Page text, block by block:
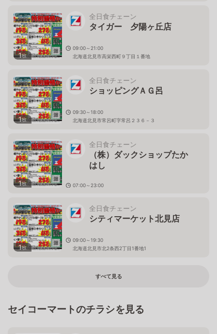
1枚
全日食チェーン
タイガー 夕陽ヶ丘店
09:00～21:00
北海道北見市高栄西町９丁目１番地
1枚
全日食チェーン
ショッピングＡＧ呂
09:30～18:00
北海道北見市常呂町字常呂２３６－３
1枚
全日食チェーン
（株）ダックショップたか
はし
07:00～23:00
1枚
全日食チェーン
シティマーケット北見店
09:00～19:30
北海道北見市北2条西2丁目1番地1
すべて見る
セイコーマートのチラシを見る